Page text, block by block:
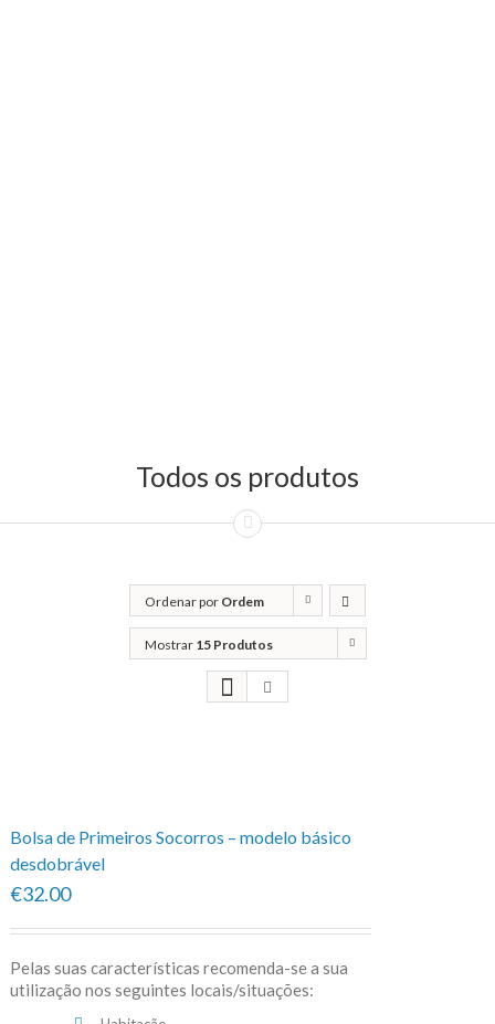
Todos os produtos
Ordenar por Ordem
predefinida
Mostrar 15 Produtos
Bolsa de Primeiros Socorros – modelo básico
desdobrável
€32.00
Pelas suas características recomenda-se a sua
utilização nos seguintes locais/situações: